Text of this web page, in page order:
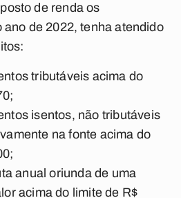
de renda os
de 2022, tenha atendido
tributáveis acima do
isentos, não tributáveis
na fonte acima do
anual oriunda de uma
acima do limite de R$